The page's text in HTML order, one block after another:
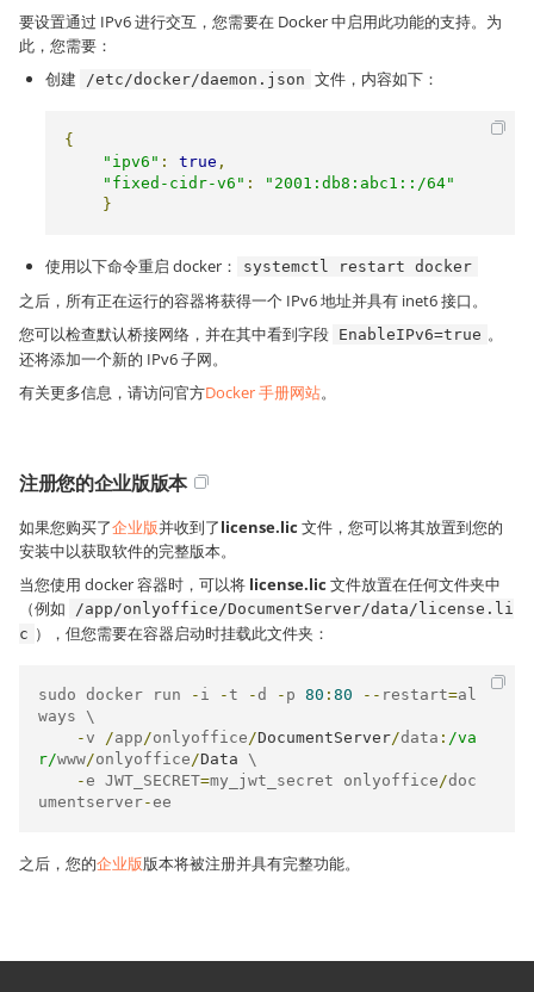
要设置通过 IPv6 进行交互，您需要在 Docker 中启用此功能的支持。为
此，您需要：
创建
/etc/docker/daemon.json 文件，内容如下：
{
"ipv6" : true ,
"fixed-cidr-v6" :
"2001:db8:abc1::/64"
}
使用以下命令重启 docker： systemctl restart docker
之后，所有正在运行的容器将获得一个 IPv6 地址并具有 inet6 接口。
您可以检查默认桥接网络，并在其中看到字段 EnableIPv6=true 。
还将添加一个新的 IPv6 子网。
有关更多信息，请访问官方Docker 手册网站。
注册您的企业版版本
如果您购买了企业版并收到了license.lic 文件，您可以将其放置到您的
安装中以获取软件的完整版本。
当您使用 docker 容器时，可以将 license.lic 文件放置在任何文件夹中
（例如
/app/onlyoffice/DocumentServer/data/license.li
c ），但您需要在容器启动时挂载此文件夹：
sudo docker run - i -t -d - p 80 : 80 -- restart=al
ways \
-v /app/onlyoffice/DocumentServer/data : /va
r/www/onlyoffice/Data \
-e JWT_SECRET=my_jwt_secret onlyoffice/doc
umentserver-ee
之后，您的企业版版本将被注册并具有完整功能。